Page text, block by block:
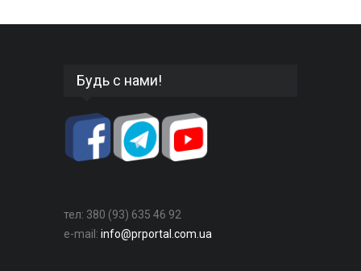
Будь с нами!
тел: 380 (93) 635 46 92
e-mail: info@prportal.com.ua